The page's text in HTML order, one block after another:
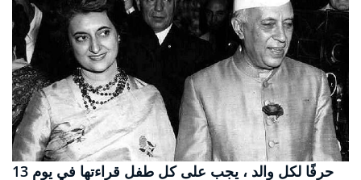
13 حرفًا لكل والد ، يجب على كل طفل قراءتها في يوم